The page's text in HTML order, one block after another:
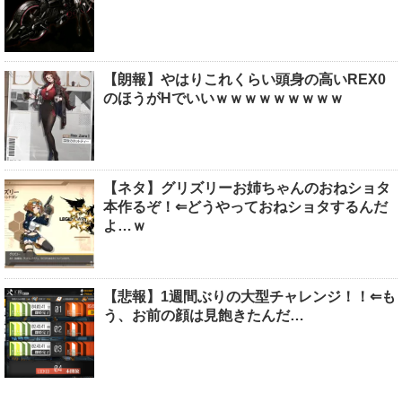
【朗報】やはりこれくらい頭身の高いREX0
のほうがHでいいｗｗｗｗｗｗｗｗｗ
【ネタ】グリズリーお姉ちゃんのおねショタ
本作るぞ！⇐どうやっておねショタするんだ
よ…ｗ
【悲報】1週間ぶりの大型チャレンジ！！⇐も
う、お前の顔は見飽きたんだ…